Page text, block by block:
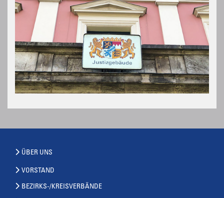
ÜBER UNS
VORSTAND
BEZIRKS-/KREISVERBÄNDE